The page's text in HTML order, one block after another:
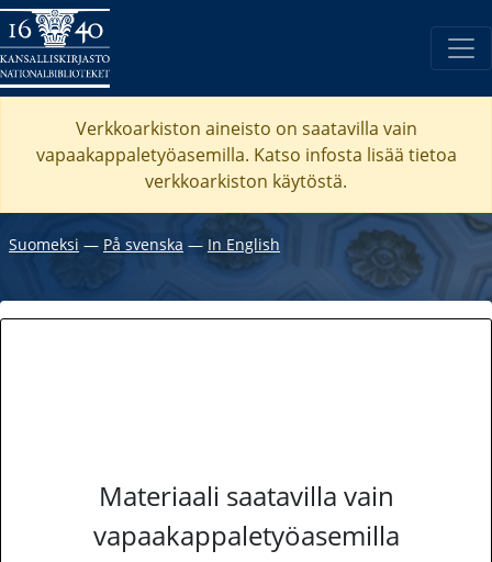
Verkkoarkiston aineisto on saatavilla vain
vapaakappaletyöasemilla. Katso infosta lisää tietoa
verkkoarkiston käytöstä.
Suomeksi ― På svenska ― In English
Materiaali saatavilla vain
vapaakappaletyöasemilla